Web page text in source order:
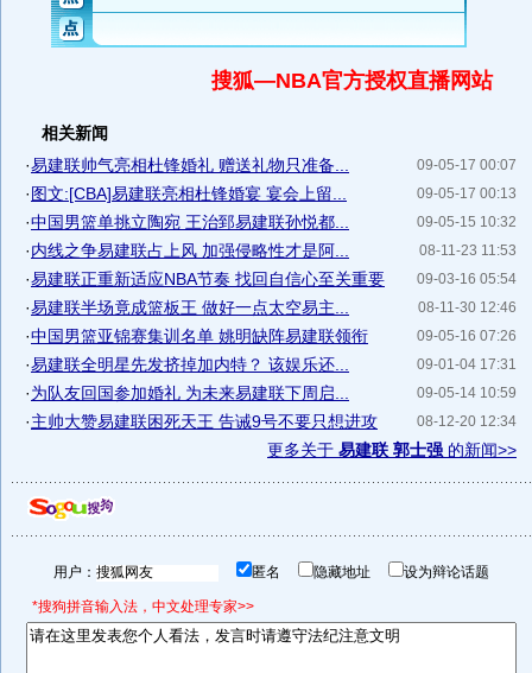
搜狐—NBA官方授权直播网站
相关新闻
09-05-17 00:07
·易建联帅气亮相杜锋婚礼 赠送礼物只准备...
09-05-17 00:13
·图文:[CBA]易建联亮相杜锋婚宴 宴会上留...
09-05-15 10:32
·中国男篮单挑立陶宛 王治郅易建联孙悦都...
08-11-23 11:53
·内线之争易建联占上风 加强侵略性才是阿...
09-03-16 05:54
·易建联正重新适应NBA节奏 找回自信心至关重要
08-11-30 12:46
·易建联半场竟成篮板王 做好一点太空易主...
09-05-16 07:26
·中国男篮亚锦赛集训名单 姚明缺阵易建联领衔
09-01-04 17:31
·易建联全明星先发挤掉加内特？ 该娱乐还...
09-05-14 10:59
·为队友回国参加婚礼 为未来易建联下周启...
08-12-20 12:34
·主帅大赞易建联困死天王 告诫9号不要只想进攻
更多关于 易建联 郭士强 的新闻>>
用户： 匿名 隐藏地址 设为辩论话题
*搜狗拼音输入法，中文处理专家>>